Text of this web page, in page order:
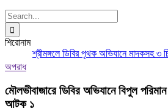
Search
for:
শিরোনাম
শ্রীমঙ্গলে ডিবির পৃথক অভিযানে মাদকসহ ৩
অপরাধ
মৌলভীবাজারে ডিবির অভিযানে বিপুল
আটক ১